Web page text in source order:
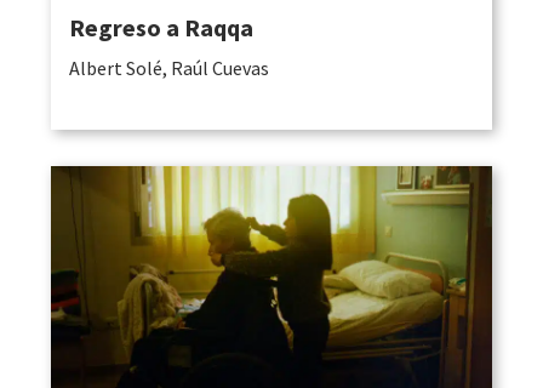
Regreso a Raqqa
Albert Solé, Raúl Cuevas